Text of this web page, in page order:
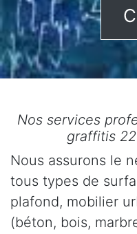
Nos services
graffitis
Nous assurons le
tous types de
plafond, mobilier
(béton, bois,